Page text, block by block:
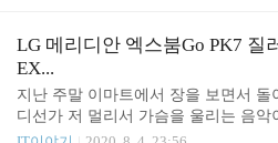
7 스피커는 대략 2020년 8월 경에 구입
데요. 벌써 ..
년 마트에서 지르고 잘 사용하고 있는
맥북 기본 스피커도 괜찮긴 하지만 스
는 순간 분위기가 확 바뀝니다. 무드등
스 붐 Go PK7 스피커에는 여러 색이
졌다 켜지는 무드등 기능이 있는데요.
LG 메리디안 엑스붐Go PK7 질
EX...
지난 주말 이마트에서 장을 보면서 돌
디선가 저 멀리서 가슴을 울리는 음악
요. 음악을 따라가 보니 LG 매장에서